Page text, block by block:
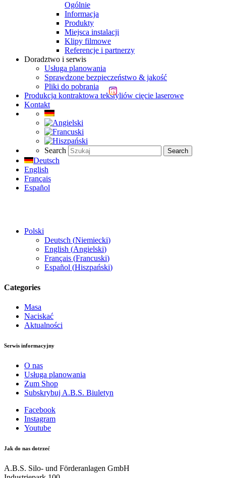
Ogólnie
Informacja
Produkty
Miejsca instalacji
Klipy filmowe
Referencje i partnerzy
Doradztwo i serwis
Usługa planowania
Sprawdzone bezpieczeństwo & jakość
Pliki do pobrania
Produkcja kontraktowa tekstyliów cięcie laserowe
Kontakt
Search Search
Deutsch
English
Français
Español
Polski
Deutsch (Niemiecki)
English (Angielski)
Français (Francuski)
Español (Hiszpański)
Categories
Masa
Naciskać
Aktualności
Serwis informacyjny
O nas
Usługa planowania
Zum Shop
Subskrybuj A.B.S. Biuletyn
Facebook
Instagram
Youtube
Jak do nas dotrzeć
A.B.S. Silo- und Förderanlagen GmbH